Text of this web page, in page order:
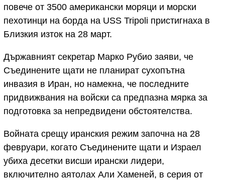
повече от 3500 американски моряци и морски
пехотинци на борда на USS Tripoli пристигнаха в
Близкия изток на 28 март.
Държавният секретар Марко Рубио заяви, че
Съединените щати не планират сухопътна
инвазия в Иран, но намекна, че последните
придвижвания на войски са предпазна мярка за
подготовка за непредвидени обстоятелства.
Войната срещу иранския режим започна на 28
февруари, когато Съединените щати и Израел
убиха десетки висши ирански лидери,
включително аятолах Али Хаменей, в серия от